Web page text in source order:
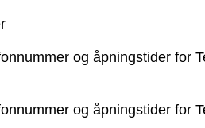
og åpningstider for
og åpningstider for